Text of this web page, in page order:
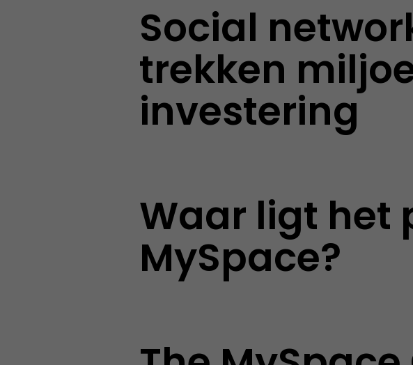
Social
trekken
investering
Waar ligt het
MySpace?